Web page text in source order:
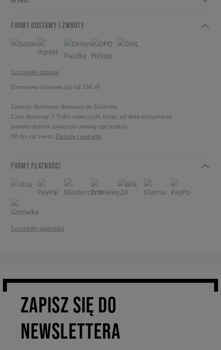
FORMY DOSTAWY I ZWROTY
Szczegóły dostaw
Darmowa dostawa już od 350 zł!
Zawsze darmowa dostawa do Salonów
Czas dostawy: 1-5 dni roboczych, licząc od dnia otrzymania
potwierdzenia zawarcia umowy sprzedaży.
30 dni na zwrot. Zasady i warunki
FORMY PŁATNOŚCI
Szczegóły płatności
ZAPISZ SIĘ DO
NEWSLETTERA